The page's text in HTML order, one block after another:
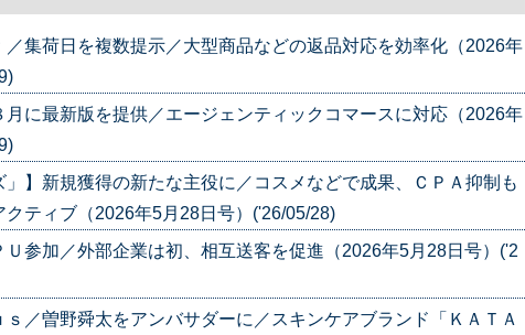
／集荷日を複数提示／大型商品などの返品対応を効率化（2026年
月に最新版を提供／エージェンティックコマースに対応（2026年
」】新規獲得の新たな主役に／コスメなどで成果、ＣＰＡ抑制も
クティブ（2026年5月28日号）('26/05/28)
参加／外部企業は初、相互送客を促進（2026年5月28日号）('2
／曽野舜太をアンバサダーに／スキンケアブランド「ＫＡＴＡ